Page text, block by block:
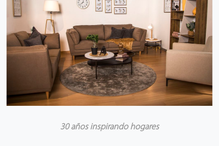
30 años inspirando hogares